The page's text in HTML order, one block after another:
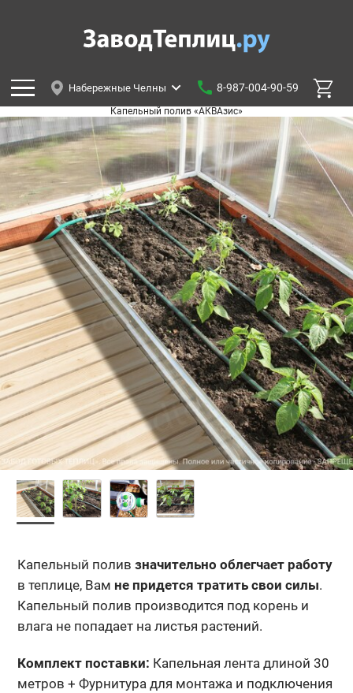
Набережные Челны 8-987-004-90-59
Капельный полив «АКВАзис»
Капельный полив значительно облегчает работу
в теплице, Вам не придется тратить свои силы.
Капельный полив производится под корень и
влага не попадает на листья растений.
Комплект поставки: Капельная лента длиной 30
метров + Фурнитура для монтажа и подключения